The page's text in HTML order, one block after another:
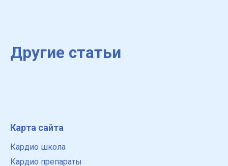
Другие статьи
Карта сайта
Кардио школа
Кардио препараты